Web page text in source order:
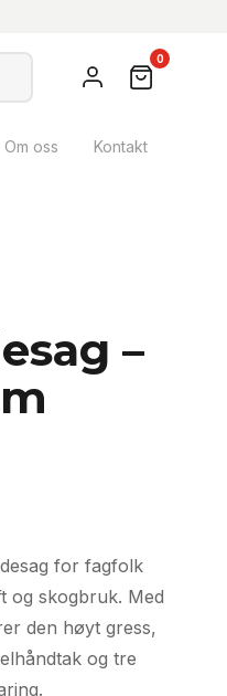
0
Om oss Kontakt
–
for fagfolk
og skogbruk. Med
den høyt gress,
og tre